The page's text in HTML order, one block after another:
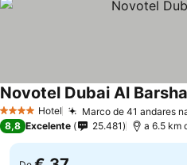
4 EstrelasHotel Marco de 41 andares
Novotel Dubai Al Barsha
8,8 Excelente 25.481 a 6.5 km